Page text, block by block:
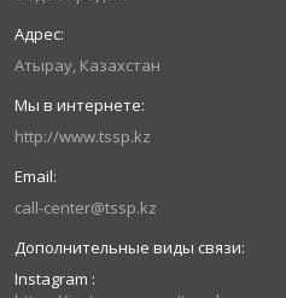
Атырау, Казахстан
http://www.tssp.kz
call-center@tssp.kz
Instagram